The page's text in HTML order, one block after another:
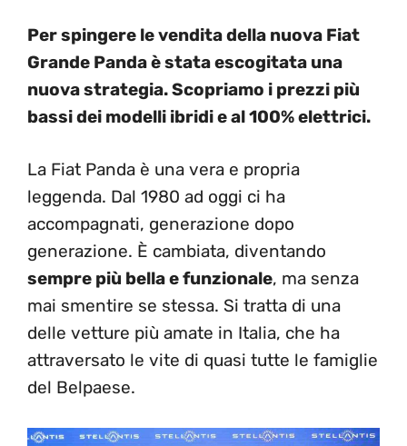
Per spingere le vendita della nuova Fiat
Grande Panda è stata escogitata una
nuova strategia. Scopriamo i prezzi più
bassi dei modelli ibridi e al 100% elettrici.
La Fiat Panda è una vera e propria
leggenda. Dal 1980 ad oggi ci ha
accompagnati, generazione dopo
generazione. È cambiata, diventando
sempre più bella e funzionale, ma senza
mai smentire se stessa. Si tratta di una
delle vetture più amate in Italia, che ha
attraversato le vite di quasi tutte le famiglie
del Belpaese.